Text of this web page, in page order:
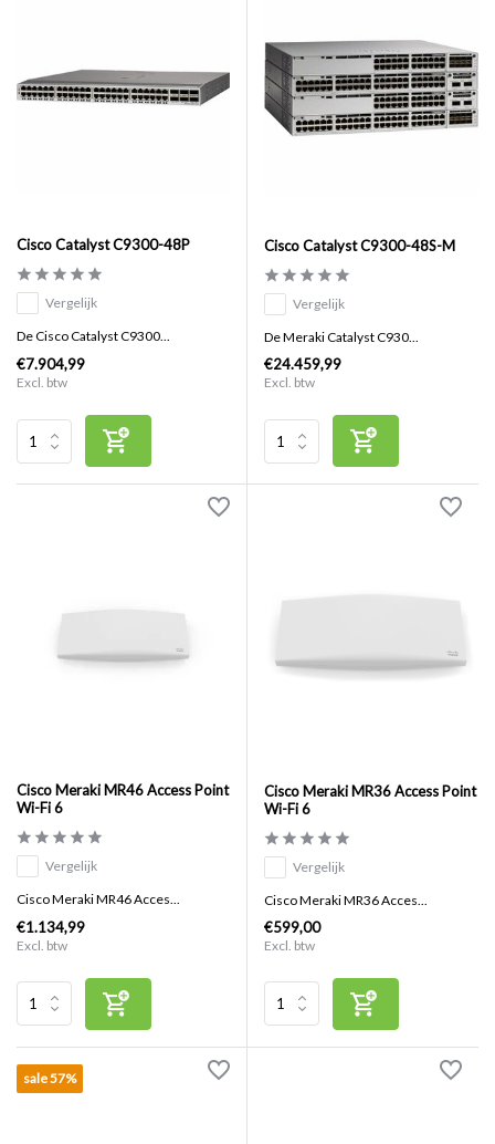
Cisco Catalyst C9300-48P
Vergelijk
De Cisco Catalyst C9300...
€7.904,99
Excl. btw
Cisco Catalyst C9300-48S-M
Vergelijk
De Meraki Catalyst C930...
€24.459,99
Excl. btw
Cisco Meraki MR46 Access Point
Wi-Fi 6
Vergelijk
Cisco Meraki MR46 Acces...
€1.134,99
Excl. btw
Cisco Meraki MR36 Access Point
Wi-Fi 6
Vergelijk
Cisco Meraki MR36 Acces...
€599,00
Excl. btw
sale 57%